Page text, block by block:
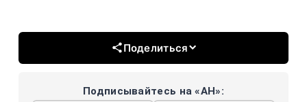
Поделиться
Подписывайтесь на «АН»: